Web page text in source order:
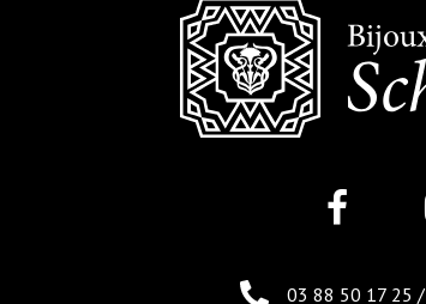
03 88 50 17 25 /